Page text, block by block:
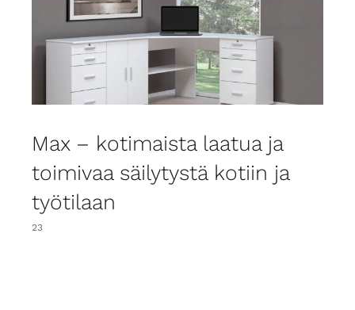
Max – kotimaista laatua ja
toimivaa säilytystä kotiin ja
työtilaan
23